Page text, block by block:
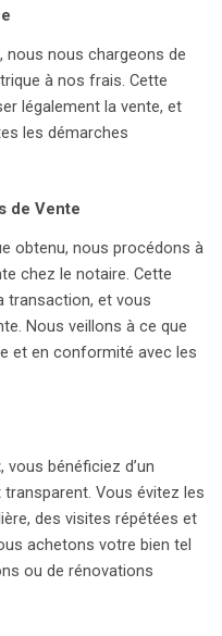
nous nous chargeons de
à nos frais. Cette
légalement la vente, et
les démarches
de Vente
obtenu, nous procédons à
chez le notaire. Cette
transaction, et vous
Nous veillons à ce que
et en conformité avec les
, vous bénéficiez d’un
Vous évitez les
des visites répétées et
achetons votre bien tel
ou de rénovations